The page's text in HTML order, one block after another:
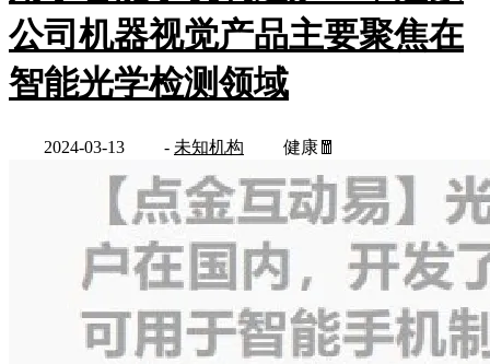
公司机器视觉产品主要聚焦在
智能光学检测领域
2024-03-13 - 未知机构 健康🧧